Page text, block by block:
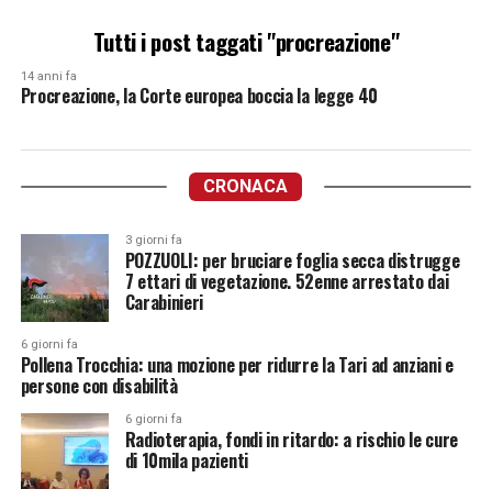
Tutti i post taggati "procreazione"
14 anni fa
Procreazione, la Corte europea boccia la legge 40
CRONACA
3 giorni fa
POZZUOLI: per bruciare foglia secca distrugge
7 ettari di vegetazione. 52enne arrestato dai
Carabinieri
6 giorni fa
Pollena Trocchia: una mozione per ridurre la Tari ad anziani e
persone con disabilità
6 giorni fa
Radioterapia, fondi in ritardo: a rischio le cure
di 10mila pazienti